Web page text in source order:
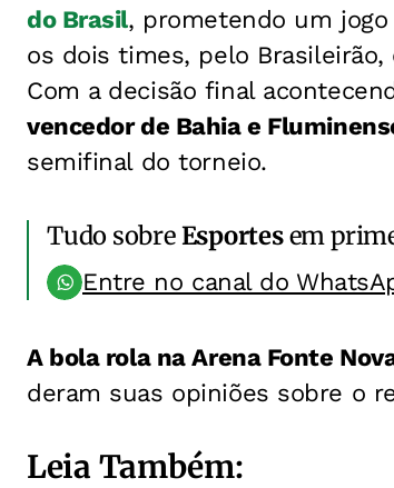
do Brasil, prometendo um
os dois times, pelo
Com a decisão final
vencedor de Bahia e
semifinal do torneio.
Tudo sobreEsportesem
Entre no canal do
A bola rola na Arena Fonte
deram suas opiniões sobre o
Leia Também: